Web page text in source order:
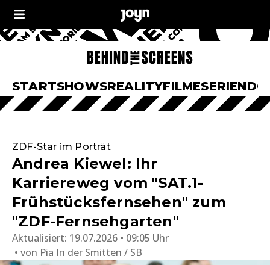
STARTSHOWSREALITYFILMESERIEN
ZDF-Star im Porträt
Andrea Kiewel: Ihr
Karriereweg vom "SAT.1-
Frühstücksfernsehen" zum
"ZDF-Fernsehgarten"
Aktualisiert: 19.07.2026 • 09:05 Uhr
von Pia In der Smitten / SB